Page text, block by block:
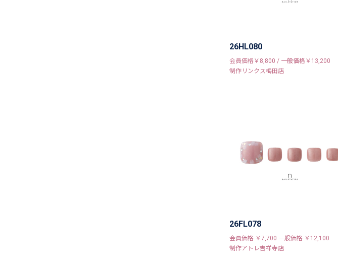
26HL080
会員価格￥8,800 / 一般価格￥13,200
制作リンクス梅田店
26FL078
会員価格 ￥7,700 一般価格 ￥12,100
制作アトレ吉祥寺店